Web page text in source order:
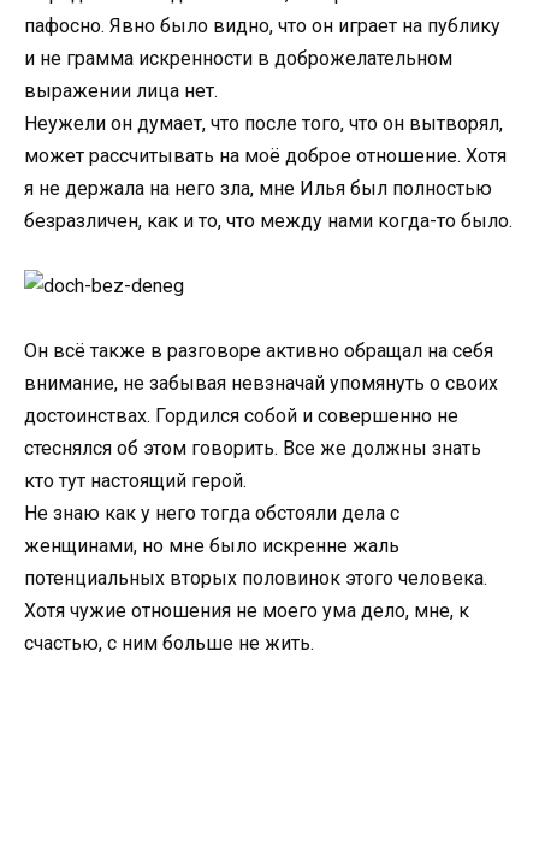
пафосно. Явно было видно, что он играет на публику
и не грамма искренности в доброжелательном
выражении лица нет.
Неужели он думает, что после того, что он вытворял,
может рассчитывать на моё доброе отношение. Хотя
я не держала на него зла, мне Илья был полностью
безразличен, как и то, что между нами когда-то было.
Он всё также в разговоре активно обращал на себя
внимание, не забывая невзначай упомянуть о своих
достоинствах. Гордился собой и совершенно не
стеснялся об этом говорить. Все же должны знать
кто тут настоящий герой.
Не знаю как у него тогда обстояли дела с
женщинами, но мне было искренне жаль
потенциальных вторых половинок этого человека.
Хотя чужие отношения не моего ума дело, мне, к
счастью, с ним больше не жить.